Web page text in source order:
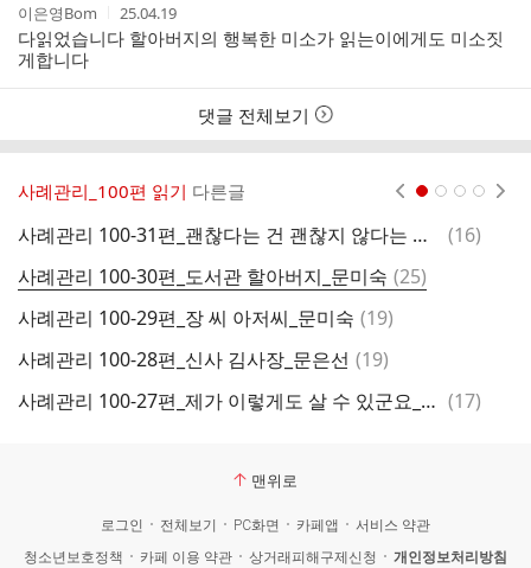
작
성
자
이은영Bom
작
성
시
25.04.19
다읽었습니다 할아버지의 행복한 미소가 읽는이에게도 미소짓
게합니다
댓글 전체보기
사례관리_100편 읽기 다른글
사례관리 100-31편_괜찮다는 건 괜찮지 않다는 것, 이 씨 아저씨_이혜주
댓
(16)
사례관리 100-30편_도서관 할아버지_문미숙 댓
글
(25)
사례관리 100-29편_장 씨 아저씨_문미숙 댓
(19)
사례관리 100-28편_신사 김사장_문은선 댓
(19)
사례관리 100-27편_제가 이렇게도 살 수 있군요_강민지 댓
(17)
맨위로
로그인 전체보기 PC화면 카페앱
서비스 약관
청소년보호정책
카페 이용 약관 상거래피해구제신청 개인정보처리방침